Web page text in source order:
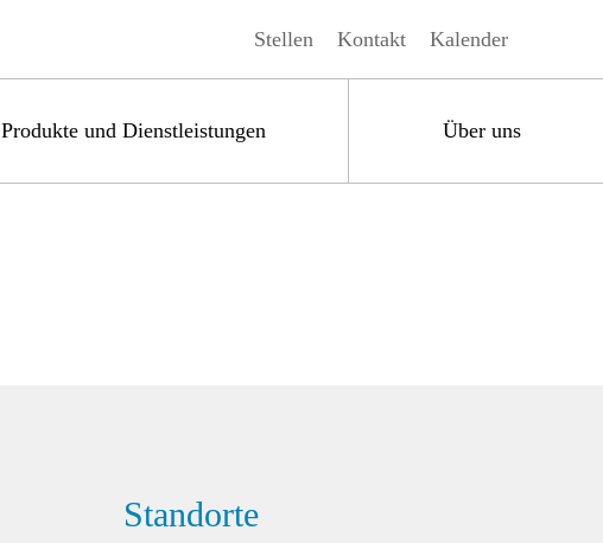
Stellen Kontakt Kalender
Produkte und Dienstleistungen Über uns
Standorte